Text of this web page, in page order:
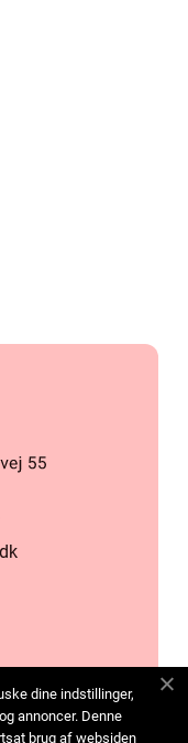
dine indstillinger,
annoncer. Denne
brug af websiden